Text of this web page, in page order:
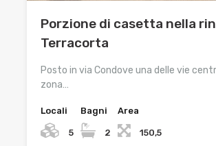
Porzione di casetta nella
Terracorta
Posto in via Condove una delle vie
zona…
Locali
5
Bagni
2
Area
150,5